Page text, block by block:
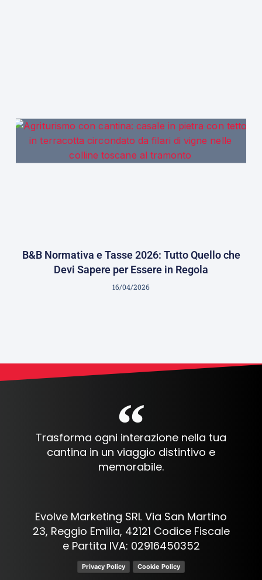
B&B Normativa e Tasse 2026: Tutto Quello che
Devi Sapere per Essere in Regola
16/04/2026
Trasforma ogni interazione nella tua
cantina in un viaggio distintivo e
memorabile.
Evolve Marketing SRL Via San Martino
23, Reggio Emilia, 42121 Codice Fiscale
e Partita IVA: 02916450352
Privacy Policy Cookie Policy